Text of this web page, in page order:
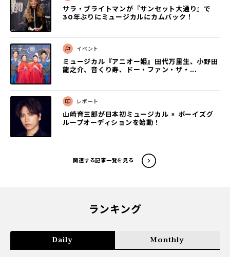
サラ・ブライトマンが『サンセット大通り』で
30年ぶりにミュージカルにカムバック！
イベント
ミュージカル『アニオー姫』田代万里生、小野田
龍之介、音くり寿、ドー・ファン・ザ・...
レポート
山崎育三郎が日本初ミュージカル × ボーイズグ
ループオーディションを始動！
関連する記事一覧を見る
ランキング
Daily Monthly